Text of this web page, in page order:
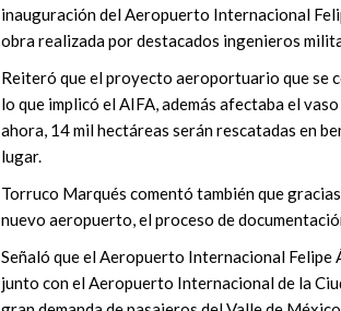
inauguración del Aeropuerto Internacional
obra realizada por destacados ingenieros
Reiteró que el proyecto aeroportuario que se
lo que implicó el AIFA, además afectaba el
ahora, 14 mil hectáreas serán rescatadas en
lugar.
Torruco Marqués comentó también que
nuevo aeropuerto, el proceso de
Señaló que el Aeropuerto Internacional
junto con el Aeropuerto Internacional de la